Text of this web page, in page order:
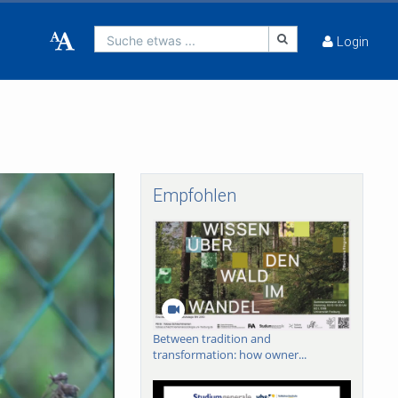
Suche etwas ... Login
Empfohlen
Between tradition and
transformation: how owner...